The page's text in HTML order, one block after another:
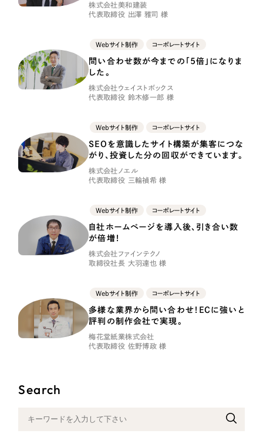
リープ・プロジェクト／ マーケティング代行
採用DX支援
リープ・リクルーティング ／採用業務代行
リープ・キャリア ／人材紹介サービス
完全成功報酬型のスカウト型ハイクラス人材紹介（岐阜・愛知）
カイゼンDX支援
日報ツールで案件ごとの営業利益をリアルタイムに可視化
制作実績
制作実績
全国1,400社以上の支援実績の中から実績の
一部をご紹介します
「反響強化」を目的としたマーケティング代行
「採用強化」を目的とした採用業務代行
その他のサービス
ウェブアクセシビリティ方針
Search
株式会社美和建装
代表取締役 出澤 雅司 様
Webサイト制作 コーポレートサイト
問い合わせ数が今までの「5倍」になりま
した。
株式会社ウェイストボックス
代表取締役 鈴木修一郎 様
Webサイト制作 コーポレートサイト
SEOを意識したサイト構築が集客につな
がり、投資した分の回収ができています。
株式会社ノエル
代表取締役 三輪禎希 様
Webサイト制作 コーポレートサイト
自社ホームページを導入後、引き合い数
が倍増！
株式会社ファインテクノ
取締役社長 大羽達也 様
Webサイト制作 コーポレートサイト
多様な業界から問い合わせ！ECに強いと
評判の制作会社で実現。
梅花堂紙業株式会社
代表取締役 佐野博政 様